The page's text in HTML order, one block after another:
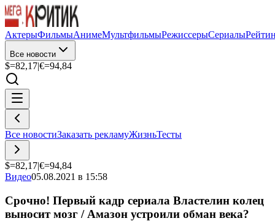
АктерыФильмыАнимеМультфильмыРежиссерыСериалы
Все новости
$=82,17|€=94,84
Все новостиЗаказать рекламуЖизньТесты
$=82,17|€=94,84
Видео05.08.2021 в 15:58
Срочно! Первый кадр сериала Властелин колец
выносит мозг / Амазон устроили обман века?